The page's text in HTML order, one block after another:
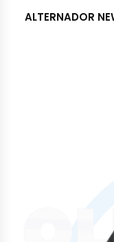
ALTERNADOR